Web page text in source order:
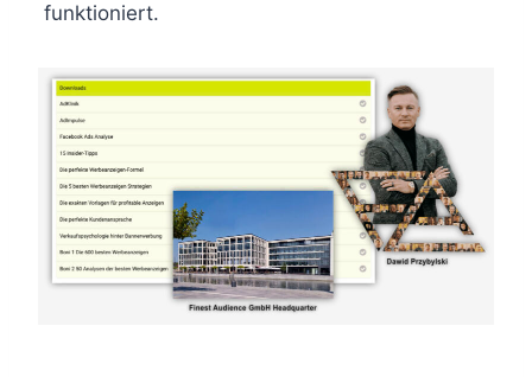
funktioniert.